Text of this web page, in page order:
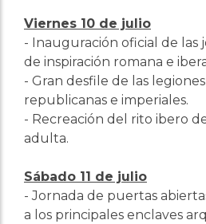
Viernes 10 de julio
- Inauguración oficial de las
de inspiración romana e
- Gran desfile de las
republicanas e imperiales.
- Recreación del rito ibero
adulta.
Sábado 11 de julio
- Jornada de puertas
a los principales enclaves